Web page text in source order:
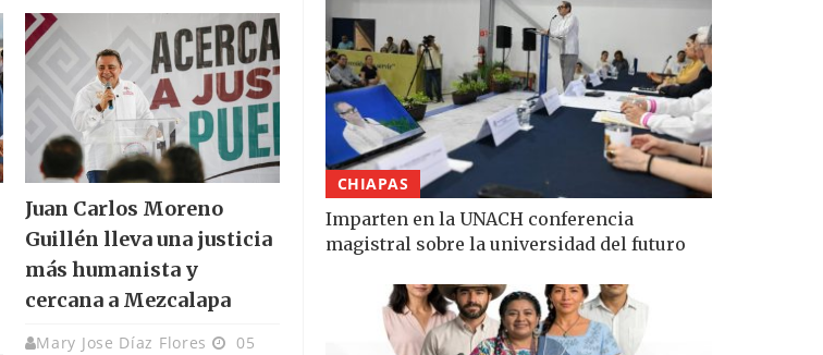
Juan Carlos Moreno
Guillén lleva una justicia
más humanista y
cercana a Mezcalapa
Mary Jose Díaz Flores
05
CHIAPAS
Imparten en la UNACH conferencia
magistral sobre la universidad del futuro